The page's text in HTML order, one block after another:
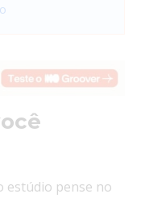
estúdio pense no